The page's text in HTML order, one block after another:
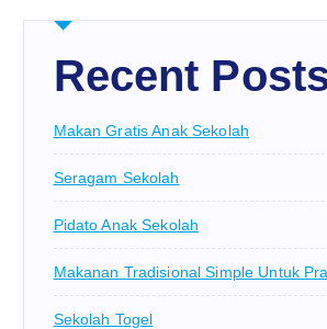
Recent
Makan Gratis Anak Sekolah
Seragam Sekolah
Pidato Anak Sekolah
Makanan Tradisional Simple Untuk
Sekolah Togel